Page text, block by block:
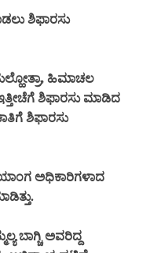
ಶಿಫಾರಸು
ಹಿಮಾಚಲ
ಶಿಫಾರಸು ಮಾಡಿದ
ಶಿಫಾರಸು
ಅಧಿಕಾರಿಗಳಾದ
ಬಾಗ್ಚಿ ಅವರಿದ್ದ